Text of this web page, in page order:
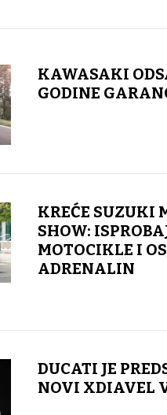
KAWASAKI
GODINE
KREĆE SUZUKI
SHOW:
MOTOCIKLE I
ADRENALIN
DUCATI JE
NOVI XDIAVEL